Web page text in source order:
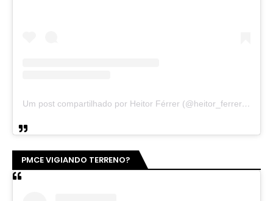
Um post compartilhado por Heitor Férrer (@heitor_ferrer77)
PMCE VIGIANDO TERRENO?